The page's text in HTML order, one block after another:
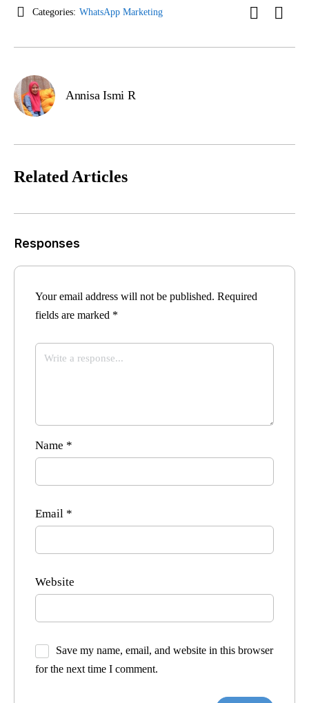
Categories: WhatsApp Marketing
Annisa Ismi R
Related Articles
Responses
Your email address will not be published. Required
fields are marked *
Name *
Email *
Website
Save my name, email, and website in this browser
for the next time I comment.